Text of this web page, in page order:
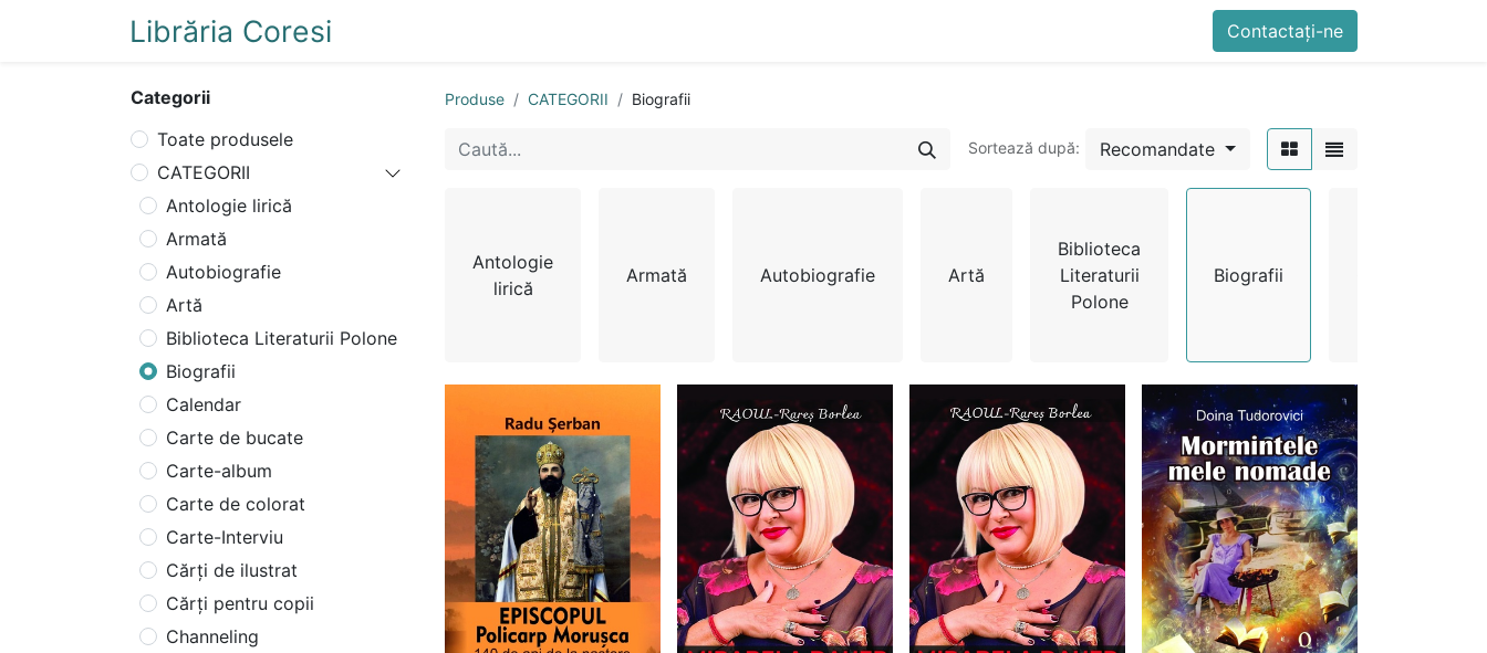
Librăria Coresi Contactați-ne Generator QR
Contactați-ne
Categorii
Toate produsele
CATEGORII
Antologie lirică
Armată
Autobiografie
Artă
Biblioteca Literaturii Polone
Biografii
Calendar
Carte de bucate
Carte-album
Carte de colorat
Carte-Interviu
Cărți de ilustrat
Cărți pentru copii
Channeling
Produse CATEGORII Biografii
Sortează după: Recomandate
Antologie
lirică
Armată Autobiografie Artă
Biblioteca
Literaturii
Polone
Biografii